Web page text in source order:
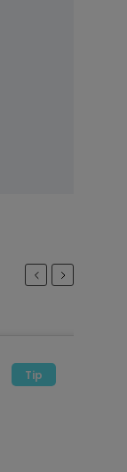
Previous
Tip
Next